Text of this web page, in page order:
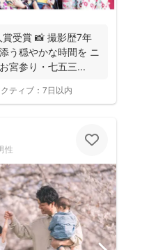
受賞 📸 撮影歴7年
う穏やかな時間を ニ
宮参り・七五三...
ティブ： 7日以内
性